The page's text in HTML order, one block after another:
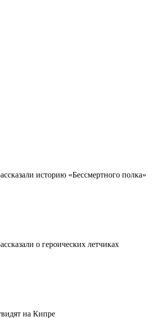
историю «Бессмертного полка»
о героических летчиках
на Кипре